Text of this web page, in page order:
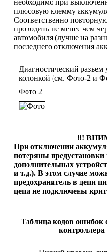
необходимо при
плюсовую клемму
Соответственно
проводить не менее чем
автомобиля (лучше на
последнего отключения
Диагностический разъем
колонкой (см. Фото-2 и
Фото 2
!!!
При отключении
потеряны
дополнительных
и т.д.). В этом случае
предохранитель в цепи
цепи не подключены
Таблица кодов ошибок
контроллера